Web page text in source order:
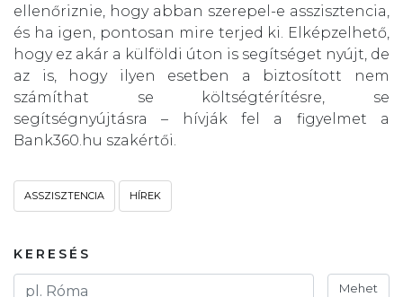
ellenőriznie, hogy abban szerepel-e asszisztencia,
és ha igen, pontosan mire terjed ki. Elképzelhető,
hogy ez akár a külföldi úton is segítséget nyújt, de
az is, hogy ilyen esetben a biztosított nem
számíthat se költségtérítésre, se
segítségnyújtásra – hívják fel a figyelmet a
Bank360.hu szakértői.
ASSZISZTENCIA HÍREK
KERESÉS
Mehet